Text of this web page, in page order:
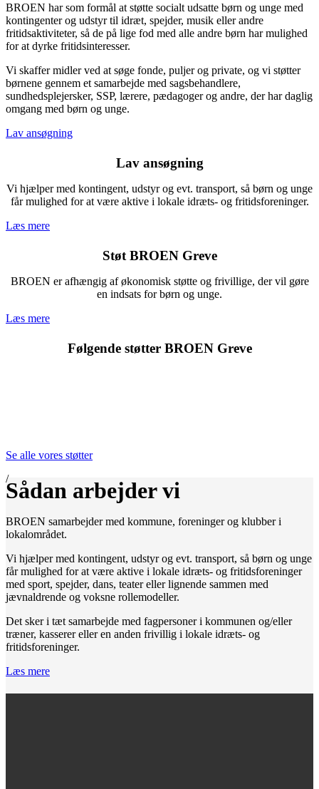
BROEN har som formål at støtte socialt udsatte børn og unge med
kontingenter og udstyr til idræt, spejder, musik eller andre
fritidsaktiviteter, så de på lige fod med alle andre børn har mulighed
for at dyrke fritidsinteresser.
Vi skaffer midler ved at søge fonde, puljer og private, og vi støtter
børnene gennem et samarbejde med sagsbehandlere,
sundhedsplejersker, SSP, lærere, pædagoger og andre, der har daglig
omgang med børn og unge.
Lav ansøgning
Lav ansøgning
Vi hjælper med kontingent, udstyr og evt. transport, så børn og unge
får mulighed for at være aktive i lokale idræts- og fritidsforeninger.
Læs mere
Støt BROEN Greve
BROEN er afhængig af økonomisk støtte og frivillige, der vil gøre
en indsats for børn og unge.
Læs mere
Følgende støtter BROEN Greve
/
Se alle vores støtter
Sådan arbejder vi
BROEN samarbejder med kommune, foreninger og klubber i
lokalområdet.
Vi hjælper med kontingent, udstyr og evt. transport, så børn og unge
får mulighed for at være aktive i lokale idræts- og fritidsforeninger
med sport, spejder, dans, teater eller lignende sammen med
jævnaldrende og voksne rollemodeller.
Det sker i tæt samarbejde med fagpersoner i kommunen og/eller
træner, kasserer eller en anden frivillig i lokale idræts- og
fritidsforeninger.
Læs mere